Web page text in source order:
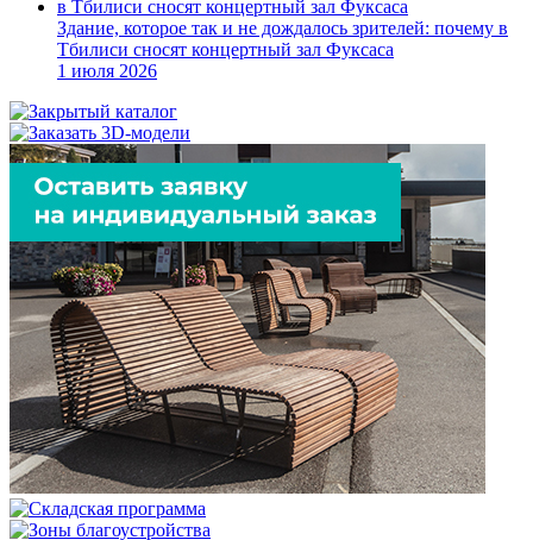
Здание, которое так и не дождалось зрителей: почему в
Тбилиси сносят концертный зал Фуксаса
1 июля 2026